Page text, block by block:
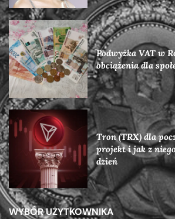
Podwyżka VAT w
obciążenia dla
Tron (TRX) dla
projekt i jak z
dzień
WYBÓR UŻYTKOWNIKA